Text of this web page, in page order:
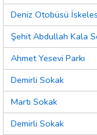
Deniz Otobüsü
Şehit Abdullah Kala
Ahmet Yesevi Parkı
Demirli Sokak
Martı Sokak
Demirli Sokak